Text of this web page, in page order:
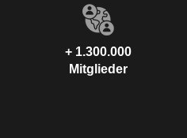
+ 1.300.000
Mitglieder